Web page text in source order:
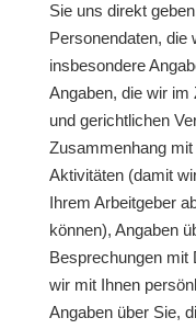
Sie uns direkt
Personendaten, die
insbesondere
Angaben, die wir
und gerichtlichen
Zusammenhang
Aktivitäten (damit
Ihrem Arbeitgeber
können), Angaben
Besprechungen mit
wir mit Ihnen
Angaben über Sie,